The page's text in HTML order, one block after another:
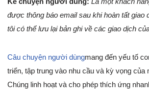
được thông báo email sau khi hoàn tất giao
tôi có thể lưu lại bản ghi về các giao dịch
Câu chuyện người dùngmang đến yếu tố
triển, tập trung vào nhu cầu và kỳ vọng của
Chúng linh hoạt và cho phép thích ứng